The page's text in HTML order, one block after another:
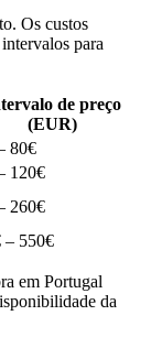
Os custos
para
de preço
(EUR)
80€
120€
260€
– 550€
em Portugal
da